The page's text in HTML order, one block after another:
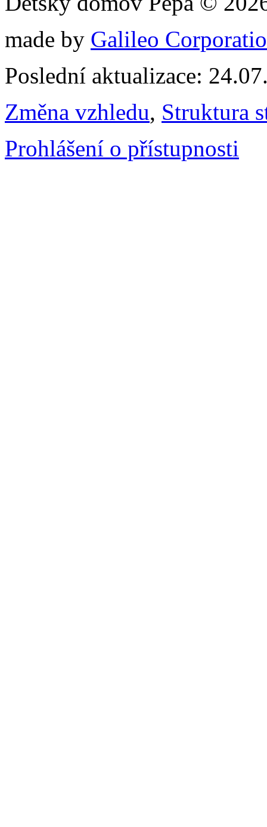
made by Galileo
Poslední aktualizace:
Změna vzhledu, Struktura
Prohlášení o přístupnosti